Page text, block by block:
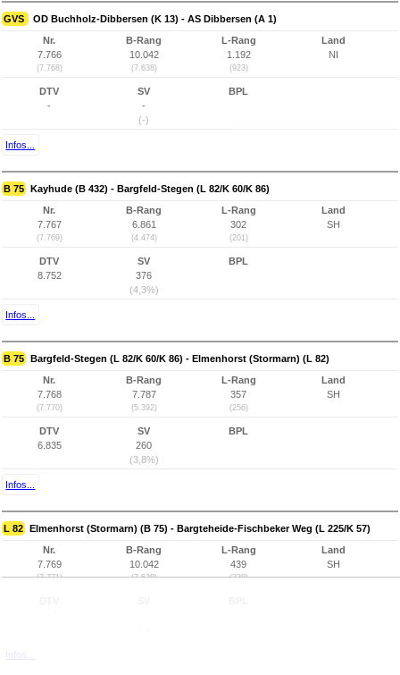
GVS OD Buchholz-Dibbersen (K 13) - AS Dibbersen (A 1)
Nr.
7.766
(7.768)
B-Rang
10.042
(7.638)
L-Rang
1.192
(923)
Land
NI
DTV
-
SV
-
(-)
BPL
Infos...
B 75 Kayhude (B 432) - Bargfeld-Stegen (L 82/K 60/K 86)
Nr.
7.767
(7.769)
B-Rang
6.861
(4.474)
L-Rang
302
(201)
Land
SH
DTV
8.752
SV
376
(4,3%)
BPL
Infos...
B 75 Bargfeld-Stegen (L 82/K 60/K 86) - Elmenhorst (Stormarn) (L 82)
Nr.
7.768
(7.770)
B-Rang
7.787
(5.392)
L-Rang
357
(256)
Land
SH
DTV
6.835
SV
260
(3,8%)
BPL
Infos...
L 82 Elmenhorst (Stormarn) (B 75) - Bargteheide-Fischbeker Weg (L 225/K 57)
Nr.
7.769
(7.771)
B-Rang
10.042
(7.638)
L-Rang
439
(338)
Land
SH
Infos...